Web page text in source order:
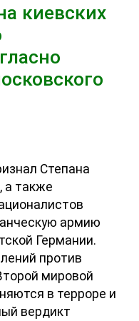
киевских
Степана
а также
армию
Германии.
против
мировой
в терроре и
вердикт